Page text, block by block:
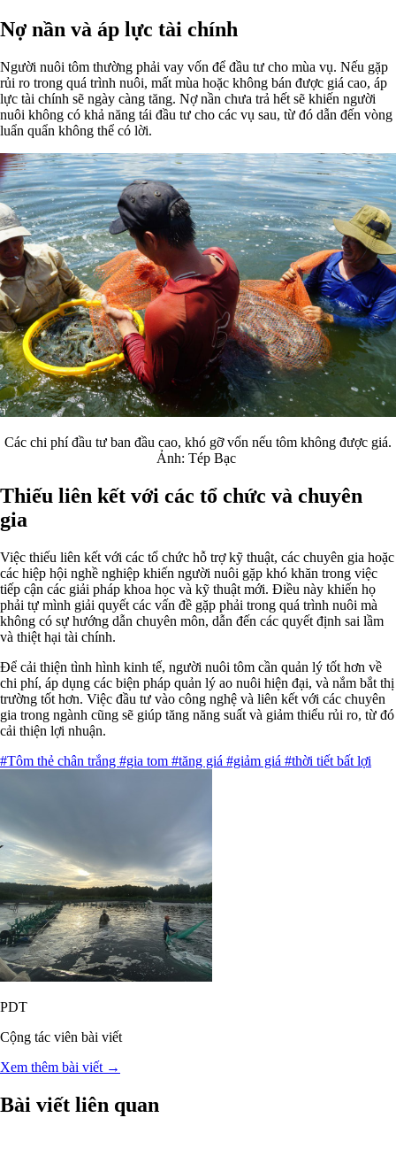
Nợ nần và áp lực tài chính
Người nuôi tôm thường phải vay vốn để đầu tư cho mùa vụ. Nếu gặp
rủi ro trong quá trình nuôi, mất mùa hoặc không bán được giá cao, áp
lực tài chính sẽ ngày càng tăng. Nợ nần chưa trả hết sẽ khiến người
nuôi không có khả năng tái đầu tư cho các vụ sau, từ đó dẫn đến vòng
luẩn quẩn không thể có lời.
Các chi phí đầu tư ban đầu cao, khó gỡ vốn nếu tôm không được giá.
Ảnh: Tép Bạc
Thiếu liên kết với các tổ chức và chuyên
gia
Việc thiếu liên kết với các tổ chức hỗ trợ kỹ thuật, các chuyên gia hoặc
các hiệp hội nghề nghiệp khiến người nuôi gặp khó khăn trong việc
tiếp cận các giải pháp khoa học và kỹ thuật mới. Điều này khiến họ
phải tự mình giải quyết các vấn đề gặp phải trong quá trình nuôi mà
không có sự hướng dẫn chuyên môn, dẫn đến các quyết định sai lầm
và thiệt hại tài chính.
Để cải thiện tình hình kinh tế, người nuôi tôm cần quản lý tốt hơn về
chi phí, áp dụng các biện pháp quản lý ao nuôi hiện đại, và nắm bắt thị
trường tốt hơn. Việc đầu tư vào công nghệ và liên kết với các chuyên
gia trong ngành cũng sẽ giúp tăng năng suất và giảm thiểu rủi ro, từ đó
cải thiện lợi nhuận.
#Tôm thẻ chân trắng #gia tom #tăng giá #giảm giá #thời tiết bất lợi
PDT
Cộng tác viên bài viết
Xem thêm bài viết →
Bài viết liên quan